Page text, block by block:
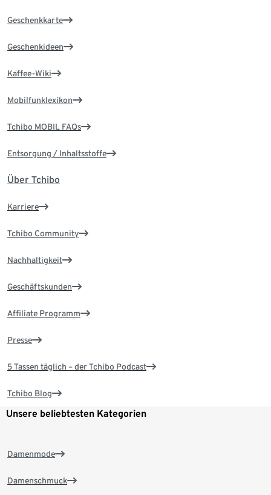
Geschenkkarte
Geschenkideen
Kaffee-Wiki
Mobilfunklexikon
Tchibo MOBIL FAQs
Entsorgung / Inhaltsstoffe
Über Tchibo
Karriere
Tchibo Community
Nachhaltigkeit
Geschäftskunden
Affiliate Programm
Presse
5 Tassen täglich – der Tchibo Podcast
Tchibo Blog
Unsere beliebtesten Kategorien
Damenmode
Damenschmuck